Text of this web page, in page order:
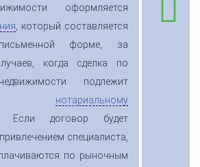
оформляется
, который составляется
форме, за
когда сделка по
подлежит
нотариальному
. Если договор будет
специалиста,
по рыночным